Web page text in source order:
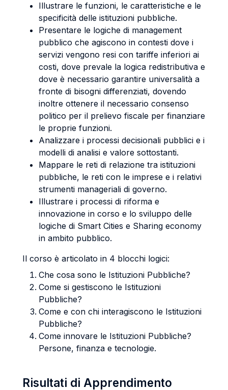
Illustrare le funzioni, le caratteristiche e le
specificità delle istituzioni pubbliche.
Presentare le logiche di management
pubblico che agiscono in contesti dove i
servizi vengono resi con tariffe inferiori ai
costi, dove prevale la logica redistributiva e
dove è necessario garantire universalità a
fronte di bisogni differenziati, dovendo
inoltre ottenere il necessario consenso
politico per il prelievo fiscale per finanziare
le proprie funzioni.
Analizzare i processi decisionali pubblici e i
modelli di analisi e valore sottostanti.
Mappare le reti di relazione tra istituzioni
pubbliche, le reti con le imprese e i relativi
strumenti manageriali di governo.
Illustrare i processi di riforma e
innovazione in corso e lo sviluppo delle
logiche di Smart Cities e Sharing economy
in ambito pubblico.
Il corso è articolato in 4 blocchi logici:
Che cosa sono le Istituzioni Pubbliche?
Come si gestiscono le Istituzioni
Pubbliche?
Come e con chi interagiscono le Istituzioni
Pubbliche?
Come innovare le Istituzioni Pubbliche?
Persone, finanza e tecnologie.
Risultati di Apprendimento